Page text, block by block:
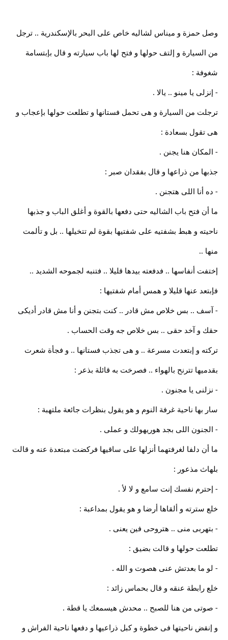
وصل حمزة و ميناس لشاليه خاص على البحر بالإسكندرية .. ترجل
من السيارة و إلتف حولها و فتح لها باب سيارته و قال بإبتسامة
شغوفة :
- إنزلى يا مينو .. يالا .
ترجلت من السيارة و هى تحمل فستانها و تطلعت حولها بإعجاب و
هى تقول بسعادة :
- المكان هنا يجنن .
جذبها من ذراعها و قال بفقدان صبر :
- ده أنا اللى هتجنن .
ما أن فتح باب الشاليه حتى دفعها بالقوة و أغلق الباب و جذبها
ناحيته و هبط بشفتيه على شفتيها بقوة لم تتخيلها .. بل و تألمت
منها ..
إختفت أنفاسها .. فدفعته بيدها قليلا .. فتنبه لجموحه الشديد ..
فإبتعد عنها قليلا و همس أمام شفتيها :
- آسف .. بس خلاص مش قادر .. كنت بتجنن و أنا مش قادر أديكى
حقك و آخد حقى .. بس خلاص جه وقت الحساب .
تركته و إبتعدت مسرعة .. و هى تجذب فستانها .. و فجأة شعرت
بقدميها تترنح بالهواء .. فصرخت به قائلة بذعر :
- نزلنى يا مجنون .
سار بها ناحية غرفة النوم و هو يقول بنظرات جائعة ملتهبة :
- الجنون اللى بجد هوريهولك و عملى .
ما أن دلفا لغرفتهما أنزلها على ساقيها فركضت مبتعدة عنه و قالت
بلهاث مذعور :
- إحترم نفسك إنت سامع و لا ﻷ .
خلع سترته و ألقاها أرضا و هو يقول بمداعبة :
- بتهربى منى .. هتروحى فين يعنى .
تطلعت حولها و قالت بضيق :
- لو ما بعدتش عنى هصوت و الله .
خلع رابطة عنقه و قال بحماس زائد :
- صوتى من هنا للصبح .. محدش هيسمعك يا قطة .
و إنقض ناحيتها فى خطوة و كبل ذراعيها و دفعها ناحية الفراش و